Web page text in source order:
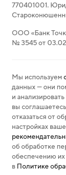
770401001.
ООО «Банк
№ 3545 от
Мы используем
данных — они
и
вы
отказаться от
настройках
об обработке
обеспечению их
в Политике